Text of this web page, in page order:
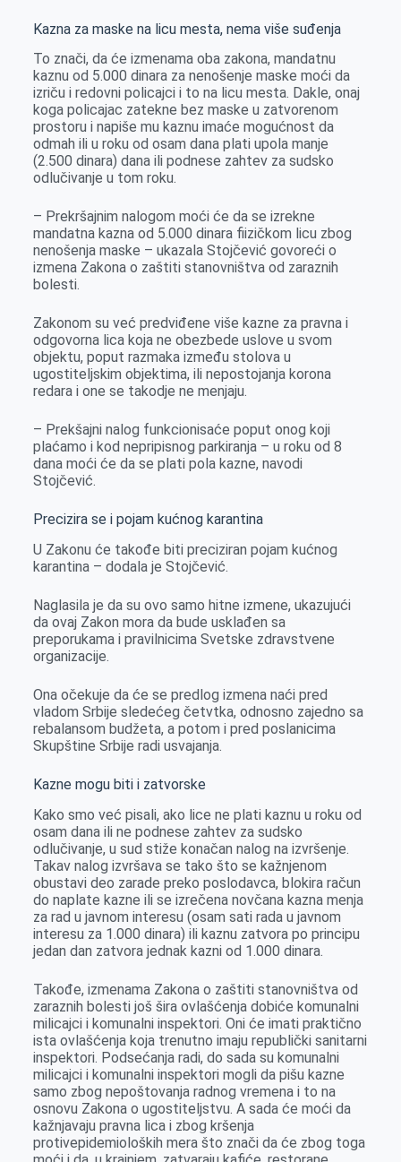
Kazna za maske na licu mesta, nema više suđenja
To znači, da će izmenama oba zakona, mandatnu
kaznu od 5.000 dinara za nenošenje maske moći da
izriču i redovni policajci i to na licu mesta. Dakle, onaj
koga policajac zatekne bez maske u zatvorenom
prostoru i napiše mu kaznu imaće mogućnost da
odmah ili u roku od osam dana plati upola manje
(2.500 dinara) dana ili podnese zahtev za sudsko
odlučivanje u tom roku.
– Prekršajnim nalogom moći će da se izrekne
mandatna kazna od 5.000 dinara fiizičkom licu zbog
nenošenja maske – ukazala Stojčević govoreći o
izmena Zakona o zaštiti stanovništva od zaraznih
bolesti.
Zakonom su već predviđene više kazne za pravna i
odgovorna lica koja ne obezbede uslove u svom
objektu, poput razmaka između stolova u
ugostiteljskim objektima, ili nepostojanja korona
redara i one se takodje ne menjaju.
– Prekšajni nalog funkcionisaće poput onog koji
plaćamo i kod nepripisnog parkiranja – u roku od 8
dana moći će da se plati pola kazne, navodi
Stojčević.
Precizira se i pojam kućnog karantina
U Zakonu će takođe biti preciziran pojam kućnog
karantina – dodala je Stojčević.
Naglasila je da su ovo samo hitne izmene, ukazujući
da ovaj Zakon mora da bude usklađen sa
preporukama i pravilnicima Svetske zdravstvene
organizacije.
Ona očekuje da će se predlog izmena naći pred
vladom Srbije sledećeg četvtka, odnosno zajedno sa
rebalansom budžeta, a potom i pred poslanicima
Skupštine Srbije radi usvajanja.
Kazne mogu biti i zatvorske
Kako smo već pisali, ako lice ne plati kaznu u roku od
osam dana ili ne podnese zahtev za sudsko
odlučivanje, u sud stiže konačan nalog na izvršenje.
Takav nalog izvršava se tako što se kažnjenom
obustavi deo zarade preko poslodavca, blokira račun
do naplate kazne ili se izrečena novčana kazna menja
za rad u javnom interesu (osam sati rada u javnom
interesu za 1.000 dinara) ili kaznu zatvora po principu
jedan dan zatvora jednak kazni od 1.000 dinara.
Takođe, izmenama Zakona o zaštiti stanovništva od
zaraznih bolesti još šira ovlašćenja dobiće komunalni
milicajci i komunalni inspektori. Oni će imati praktično
ista ovlašćenja koja trenutno imaju republički sanitarni
inspektori. Podsećanja radi, do sada su komunalni
milicajci i komunalni inspektori mogli da pišu kazne
samo zbog nepoštovanja radnog vremena i to na
osnovu Zakona o ugostiteljstvu. A sada će moći da
kažnjavaju pravna lica i zbog kršenja
protivepidemioloških mera što znači da će zbog toga